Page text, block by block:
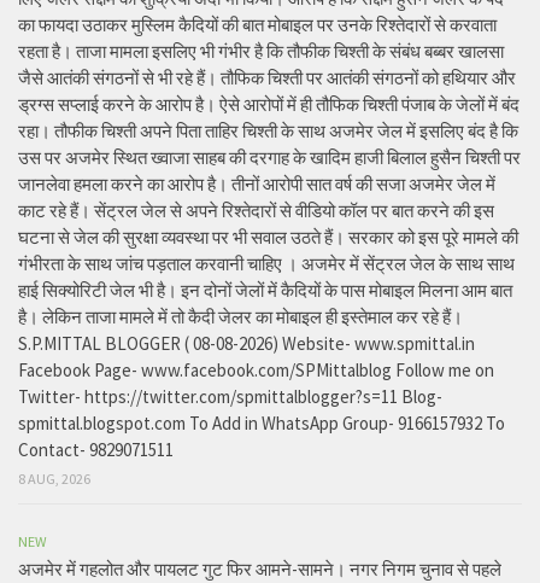
का फायदा उठाकर मुस्लिम कैदियों की बात मोबाइल पर उनके रिश्तेदारों से करवाता
रहता है। ताजा मामला इसलिए भी गंभीर है कि तौफीक चिश्ती के संबंध बब्बर खालसा
जैसे आतंकी संगठनों से भी रहे हैं। तौफिक चिश्ती पर आतंकी संगठनों को हथियार और
ड्रग्स सप्लाई करने के आरोप है। ऐसे आरोपों में ही तौफिक चिश्ती पंजाब के जेलों में बंद
रहा। तौफीक चिश्ती अपने पिता ताहिर चिश्ती के साथ अजमेर जेल में इसलिए बंद है कि
उस पर अजमेर स्थित ख्वाजा साहब की दरगाह के खादिम हाजी बिलाल हुसैन चिश्ती पर
जानलेवा हमला करने का आरोप है। तीनों आरोपी सात वर्ष की सजा अजमेर जेल में
काट रहे हैं। सेंट्रल जेल से अपने रिश्तेदारों से वीडियो कॉल पर बात करने की इस
घटना से जेल की सुरक्षा व्यवस्था पर भी सवाल उठते हैं। सरकार को इस पूरे मामले की
गंभीरता के साथ जांच पड़ताल करवानी चाहिए । अजमेर में सेंट्रल जेल के साथ साथ
हाई सिक्योरिटी जेल भी है। इन दोनों जेलों में कैदियों के पास मोबाइल मिलना आम बात
है। लेकिन ताजा मामले में तो कैदी जेलर का मोबाइल ही इस्तेमाल कर रहे हैं।
S.P.MITTAL BLOGGER ( 08-08-2026) Website- www.spmittal.in
Facebook Page- www.facebook.com/SPMittalblog Follow me on
Twitter- https://twitter.com/spmittalblogger?s=11 Blog-
spmittal.blogspot.com To Add in WhatsApp Group- 9166157932 To
Contact- 9829071511
8 AUG, 2026
NEW
अजमेर में गहलोत और पायलट गुट फिर आमने-सामने। नगर निगम चुनाव से पहले